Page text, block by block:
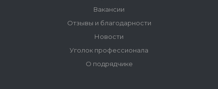
Вакансии
Отзывы и благодарности
Новости
Уголок профессионала
О подрядчике